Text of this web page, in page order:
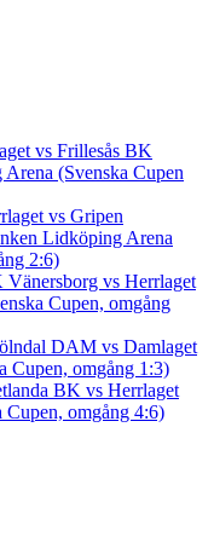
vs Frillesås BK
(Svenska Cupen
vs Gripen
Lidköping Arena
2:6)
Vänersborg vs Herrlaget
Cupen, omgång
DAM vs Damlaget
Cupen, omgång 1:3)
BK vs Herrlaget
omgång 4:6)